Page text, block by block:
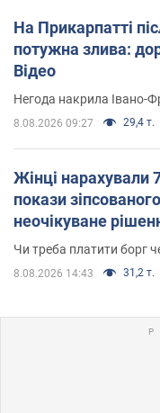
На Прикарпатті
потужна злива:
Відео
Негода накрила Івано-
8.08.2026 09:27 29,4 т.
Жінці нарахували
покази
неочікуване
Чи треба платити борг
8.08.2026 14:43 31,2 т.